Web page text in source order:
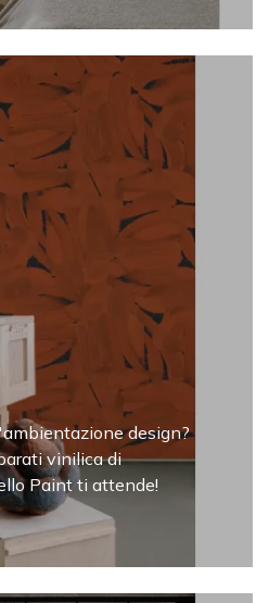
design?
vinilica di
Paint ti attende!